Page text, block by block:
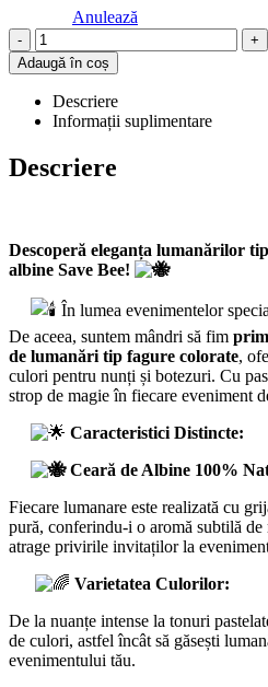
Anulează
-
+
Adaugă în coș
Descriere
Informații suplimentare
Descriere
Descoperă eleganța lumanărilor
albine Save Bee!
În lumea evenimentelor
De aceea, suntem mândri să fim
de lumanări tip fagure colorate,
culori pentru nunți și botezuri. Cu
strop de magie în fiecare eveniment
Caracteristici Distincte:
Ceară de Albine 100%
Fiecare lumanare este realizată cu
pură, conferindu-i o aromă subtilă
atrage privirile invitaților la
Varietatea Culorilor:
De la nuanțe intense la tonuri
de culori, astfel încât să găsești
evenimentului tău.